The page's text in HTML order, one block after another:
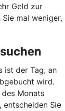
Geld zur
mal weniger,
ist der Tag, an
wird.
des Monats
Sie